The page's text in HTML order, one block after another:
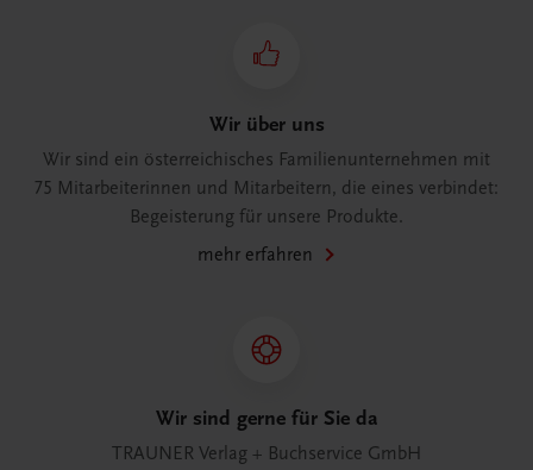
Wir über uns
Wir sind ein österreichisches Familienunternehmen mit
75 Mitarbeiterinnen und Mitarbeitern, die eines verbindet:
Begeisterung für unsere Produkte.
mehr erfahren
Wir sind gerne für Sie da
TRAUNER Verlag + Buchservice GmbH